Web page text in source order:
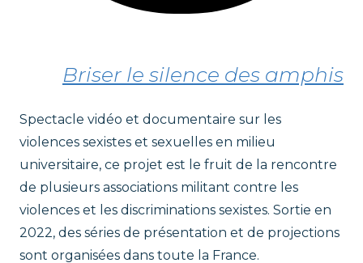
Briser le silence des amphis
Spectacle vidéo et documentaire sur les
violences sexistes et sexuelles en milieu
universitaire, ce projet est le fruit de la rencontre
de plusieurs associations militant contre les
violences et les discriminations sexistes. Sortie en
2022, des séries de présentation et de projections
sont organisées dans toute la France.